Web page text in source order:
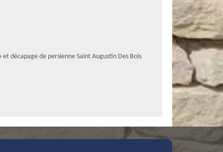
et décapage de persienne Saint Augustin Des Bois